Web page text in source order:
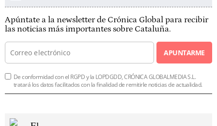
Apúntate a la newsletter de Crónica Global para recibir
las noticias más importantes sobre Cataluña.
APUNTARME
De conformidad con el RGPD y la LOPDGDD, CRÓNICA GLOBALMEDIA S.L.
tratará los datos facilitados con la finalidad de remitirle noticias de actualidad.